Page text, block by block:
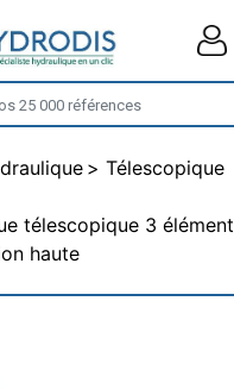
Télescopique
télescopique 3
haute